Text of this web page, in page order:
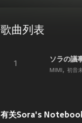
歌曲列表
1
ソラの議
MIMI 初音
有关Sora's